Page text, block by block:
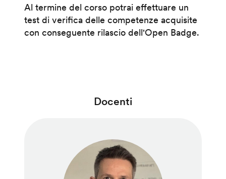
Al termine del corso potrai effettuare un
test di verifica delle competenze acquisite
con conseguente rilascio dell'Open Badge.
Docenti